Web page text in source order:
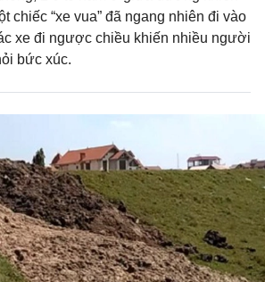
chiếc “xe vua” đã ngang nhiên đi vào
xe đi ngược chiều khiến nhiều người
bức xúc.